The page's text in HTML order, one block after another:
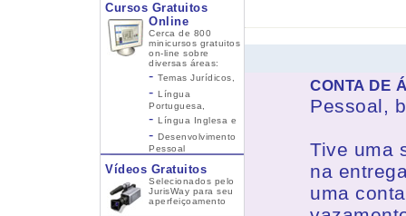
Cursos Gratuitos
Online
Cerca de 800
minicursos gratuitos
on-line sobre
diversas áreas:
- Temas Jurídicos,
- Língua
Portuguesa,
- Língua Inglesa e
- Desenvolvimento
Pessoal
Vídeos Gratuitos
Selecionados pelo
JurisWay para seu
aperfeiçoamento
CONTA DE
Pessoal,
Tive uma
na
uma